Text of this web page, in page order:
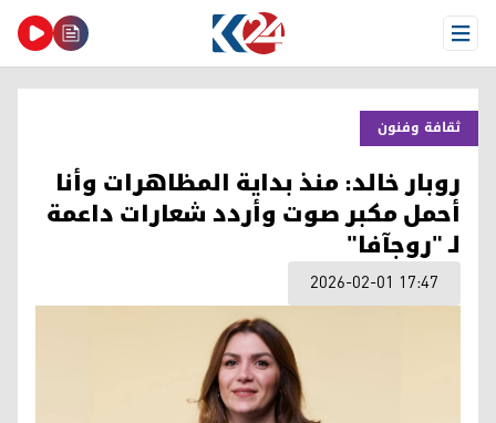
Open Menu
ثقافة وفنون
روبار خالد: منذ بداية المظاهرات وأنا
أحمل مكبر صوت وأردد شعارات داعمة
لـ "روجآفا"
2026-02-01 17:47